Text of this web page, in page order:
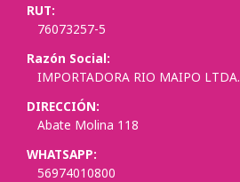
RUT:
76073257-5
Razón Social:
IMPORTADORA RIO MAIPO LTDA.
DIRECCIÓN:
Abate Molina 118
WHATSAPP:
56974010800